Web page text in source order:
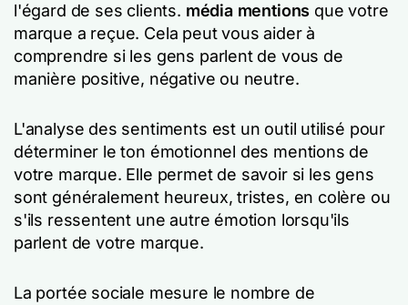
l'égard de ses clients. média mentions que votre
marque a reçue. Cela peut vous aider à
comprendre si les gens parlent de vous de
manière positive, négative ou neutre.
L'analyse des sentiments est un outil utilisé pour
déterminer le ton émotionnel des mentions de
votre marque. Elle permet de savoir si les gens
sont généralement heureux, tristes, en colère ou
s'ils ressentent une autre émotion lorsqu'ils
parlent de votre marque.
La portée sociale mesure le nombre de